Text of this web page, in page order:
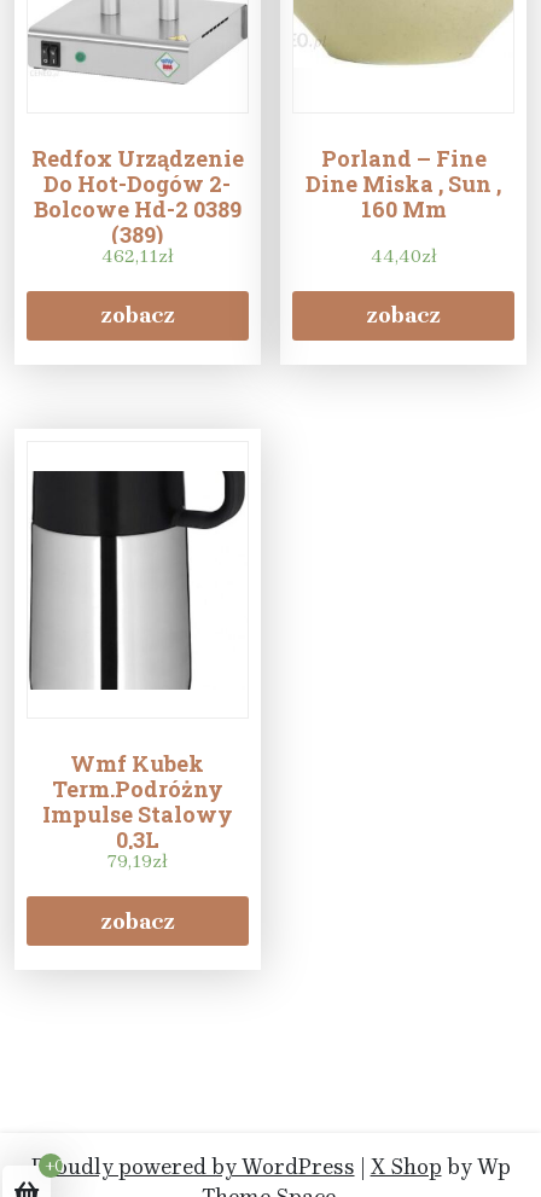
Redfox Urządzenie
Do Hot-Dogów 2-
Bolcowe Hd-2 0389
(389)
462,11zł
zobacz
Porland – Fine
Dine Miska , Sun ,
160 Mm
44,40zł
zobacz
Wmf Kubek
Term.Podróżny
Impulse Stalowy
0,3L
79,19zł
zobacz
Proudly powered by WordPress X Shop by Wp
+0